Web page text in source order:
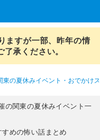
ますが一部、昨年の情
承ください。
東の夏休みイベント・おでかけ
の関東の夏休みイベント一
すめの怖い話まとめ